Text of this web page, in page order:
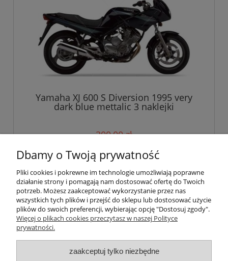
Yamaha XJ 600 S Diversion 1995 very
dark blue mettalic 3 naklejki
300,00 zł
do koszyka
Pomoc
Płatności i dostawa
Dbamy o Twoją prywatność
Pliki cookies i pokrewne im technologie umożliwiają poprawne
działanie strony i pomagają nam dostosować ofertę do Twoich
potrzeb. Możesz zaakceptować wykorzystanie przez nas
wszystkich tych plików i przejść do sklepu lub dostosować użycie
plików do swoich preferencji, wybierając opcję "Dostosuj zgody".
Więcej o plikach cookies przeczytasz w naszej Polityce
prywatności.
zaakceptuj tylko niezbędne